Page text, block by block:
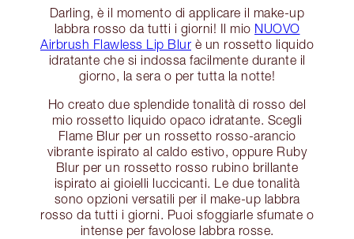
Darling, è il momento di applicare il make-up
labbra rosso da tutti i giorni! Il mio NUOVO
Airbrush Flawless Lip Blur è un rossetto liquido
idratante che si indossa facilmente durante il
giorno, la sera o per tutta la notte!
Ho creato due splendide tonalità di rosso del
mio rossetto liquido opaco idratante. Scegli
Flame Blur per un rossetto rosso-arancio
vibrante ispirato al caldo estivo, oppure Ruby
Blur per un rossetto rosso rubino brillante
ispirato ai gioielli luccicanti. Le due tonalità
sono opzioni versatili per il make-up labbra
rosso da tutti i giorni. Puoi sfoggiarle sfumate o
intense per favolose labbra rosse.